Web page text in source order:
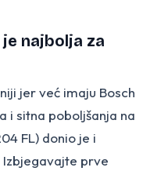
je najbolja za
jer već imaju Bosch
i sitna poboljšanja na
FL) donio je i
prve